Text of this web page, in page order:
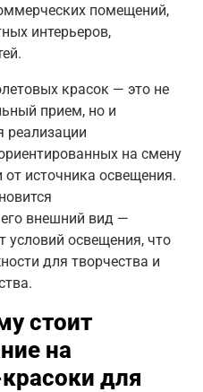
помещений,
интерьеров,
красок — это не
прием, но и
реализации
на смену
источника освещения.
внешний вид —
условий освещения, что
для творчества и
стоит
на
для